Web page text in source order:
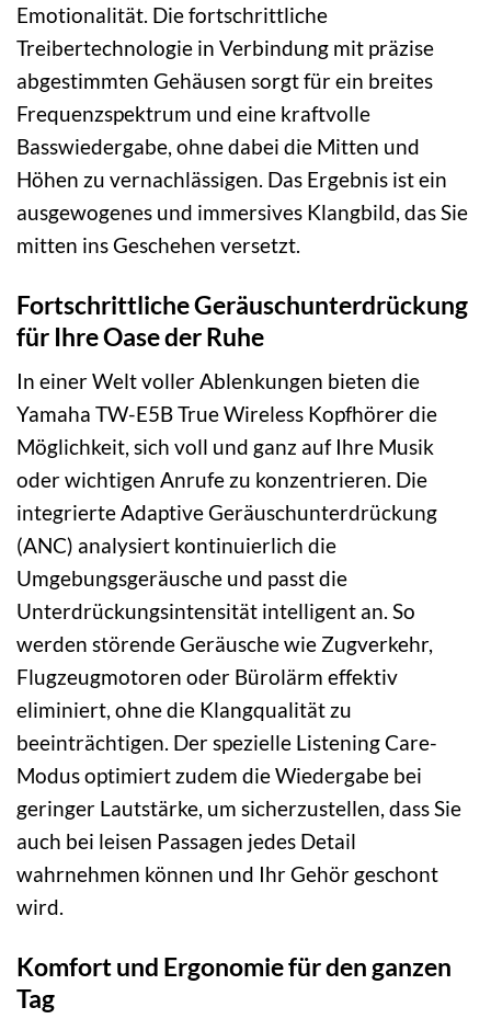
Emotionalität. Die fortschrittliche
Treibertechnologie in Verbindung mit präzise
abgestimmten Gehäusen sorgt für ein breites
Frequenzspektrum und eine kraftvolle
Basswiedergabe, ohne dabei die Mitten und
Höhen zu vernachlässigen. Das Ergebnis ist ein
ausgewogenes und immersives Klangbild, das Sie
mitten ins Geschehen versetzt.
Fortschrittliche Geräuschunterdrückung
für Ihre Oase der Ruhe
In einer Welt voller Ablenkungen bieten die
Yamaha TW-E5B True Wireless Kopfhörer die
Möglichkeit, sich voll und ganz auf Ihre Musik
oder wichtigen Anrufe zu konzentrieren. Die
integrierte Adaptive Geräuschunterdrückung
(ANC) analysiert kontinuierlich die
Umgebungsgeräusche und passt die
Unterdrückungsintensität intelligent an. So
werden störende Geräusche wie Zugverkehr,
Flugzeugmotoren oder Bürolärm effektiv
eliminiert, ohne die Klangqualität zu
beeinträchtigen. Der spezielle Listening Care-
Modus optimiert zudem die Wiedergabe bei
geringer Lautstärke, um sicherzustellen, dass Sie
auch bei leisen Passagen jedes Detail
wahrnehmen können und Ihr Gehör geschont
wird.
Komfort und Ergonomie für den ganzen
Tag